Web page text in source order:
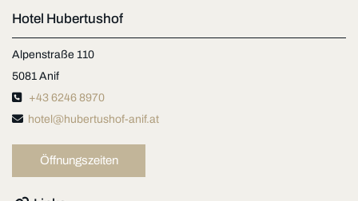
Hotel Hubertushof
Alpenstraße 110
5081 Anif
 +43 6246 8970
 hotel@hubertushof-anif.at
Öffnungszeiten